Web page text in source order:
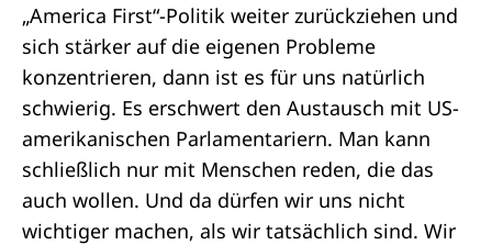
„America First“-Politik weiter zurückziehen und
sich stärker auf die eigenen Probleme
konzentrieren, dann ist es für uns natürlich
schwierig. Es erschwert den Austausch mit US-
amerikanischen Parlamentariern. Man kann
schließlich nur mit Menschen reden, die das
auch wollen. Und da dürfen wir uns nicht
wichtiger machen, als wir tatsächlich sind. Wir